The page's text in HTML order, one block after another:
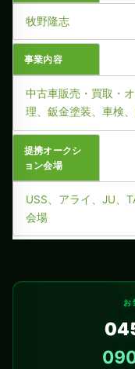
牧野隆志
事業内容
中古車販売・買取・
理、鈑金塗装、車検
提携オークシ
ョン会場
USS、アライ、JU、
会場
お